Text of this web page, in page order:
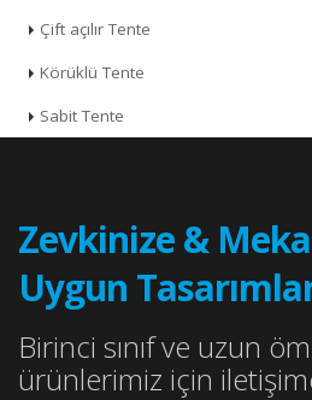
Çift açılır Tente
Körüklü Tente
Sabit Tente
Zevkinize &
Uygun
Birinci sınıf ve uzun
ürünlerimiz için